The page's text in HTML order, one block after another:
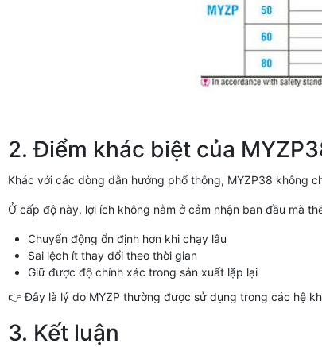
2. Điểm khác biệt của
Khác với các dòng dẫn hướng phổ thông, MYZP38 không
Ở cấp độ này, lợi ích không nằm ở cảm nhận ban đầu mà
Chuyển động ổn định hơn khi chạy lâu
Sai lệch ít thay đổi theo thời gian
Giữ được độ chính xác trong sản xuất lặp lại
👉 Đây là lý do MYZP thường được sử dụng trong các hệ
3. Kết luận